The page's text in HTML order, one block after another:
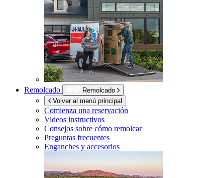
Remolcado
Remolcado
Volver al menú principal
Comienza una reservación
Videos instructivos
Consejos sobre cómo remolcar
Preguntas frecuentes
Enganches y accesorios